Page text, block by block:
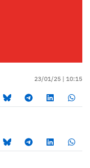
23/01/25 | 10:15